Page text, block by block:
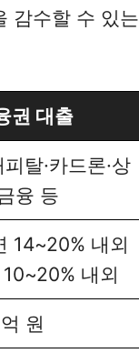
감수할 수 있는
권 대출
탈·카드론·상
융 등
14~20% 내외
내외
원